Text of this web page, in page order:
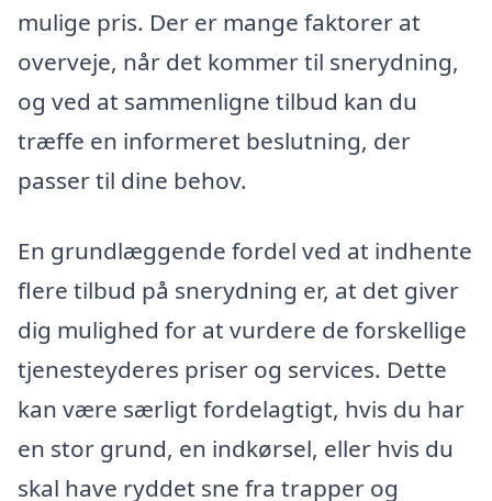
mulige pris. Der er mange faktorer at
overveje, når det kommer til snerydning,
og ved at sammenligne tilbud kan du
træffe en informeret beslutning, der
passer til dine behov.
En grundlæggende fordel ved at indhente
flere tilbud på snerydning er, at det giver
dig mulighed for at vurdere de forskellige
tjenesteyderes priser og services. Dette
kan være særligt fordelagtigt, hvis du har
en stor grund, en indkørsel, eller hvis du
skal have ryddet sne fra trapper og